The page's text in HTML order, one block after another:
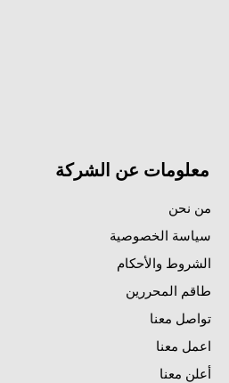
معلومات عن الشركة
من نحن
سياسة الخصوصية
الشروط والأحكام
طاقم المحررين
تواصل معنا
اعمل معنا
أعلن معنا